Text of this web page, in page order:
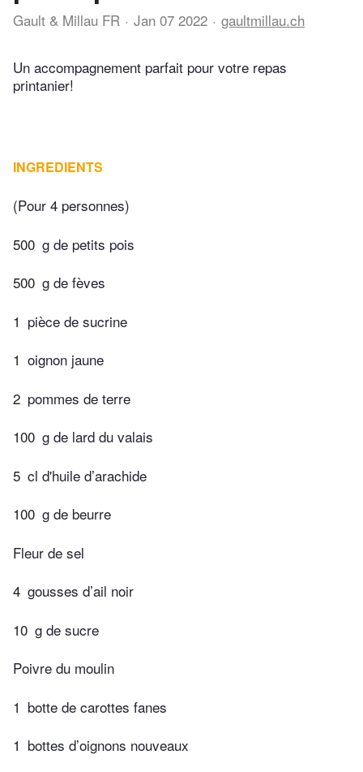
Gault & Millau FR Jan 07 2022 gaultmillau.ch
Un accompagnement parfait pour votre repas
printanier!
INGREDIENTS
(Pour 4 personnes)
500 g de petits pois
500 g de fèves
1 pièce de sucrine
1 oignon jaune
2 pommes de terre
100 g de lard du valais
5 cl d'huile d’arachide
100 g de beurre
Fleur de sel
4 gousses d’ail noir
10 g de sucre
Poivre du moulin
1 botte de carottes fanes
1 bottes d’oignons nouveaux